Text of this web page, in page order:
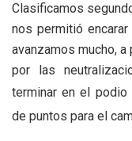
Clasificamos
nos permitió
avanzamos mucho,
por las
terminar en el podio
de puntos para el